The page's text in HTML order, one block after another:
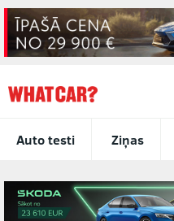
Auto testi Ziņas